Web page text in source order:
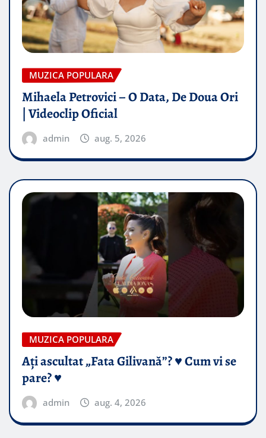
MUZICA POPULARA
Mihaela Petrovici – O Data, De Doua Ori
| Videoclip Oficial
admin aug. 5, 2026
MUZICA POPULARA
Ați ascultat „Fata Gilivană”? ♥️ Cum vi se
pare? ♥️
admin aug. 4, 2026